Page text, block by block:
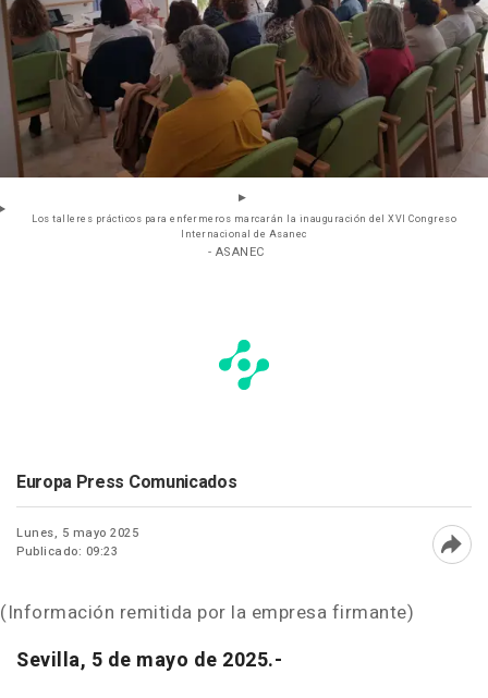
Los talleres prácticos para enfermeros marcarán la inauguración del XVI Congreso
Internacional de Asanec
- ASANEC
Europa Press Comunicados
Lunes, 5 mayo 2025
Publicado: 09:23
(Información remitida por la empresa firmante)
Sevilla, 5 de mayo de 2025.-